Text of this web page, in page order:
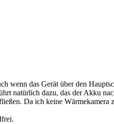
wenn das Gerät über den
natürlich dazu, das der Akku
Da ich keine